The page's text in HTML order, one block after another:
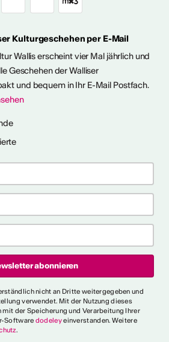
Kulturgeschehen per E-Mail
Wallis erscheint vier Mal jährlich und
Geschehen der Walliser
und bequem in Ihr E-Mail Postfach.
nicht an Dritte weitergegeben und
verwendet. Mit der Nutzung dieses
mit der Speicherung und Verarbeitung Ihrer
Software dodeleyeinverstanden. Weitere
.